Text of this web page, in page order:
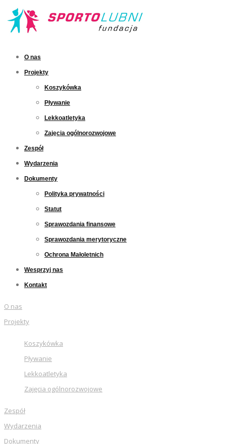
O nas
Projekty
Koszykówka
Pływanie
Lekkoatletyka
Zajęcia ogólnorozwojowe
Zespół
Wydarzenia
Dokumenty
Polityka prywatności
Statut
Sprawozdania finansowe
Sprawozdania merytoryczne
Ochrona Małoletnich
Wesprzyj nas
Kontakt
O nas
Projekty
Koszykówka
Pływanie
Lekkoatletyka
Zajęcia ogólnorozwojowe
Zespół
Wydarzenia
Dokumenty